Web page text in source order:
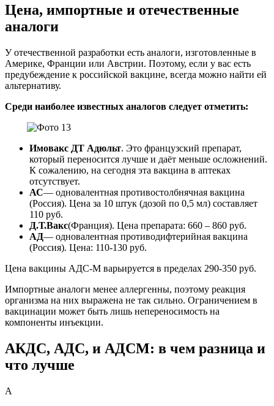
Цена, импортные и отечественные
аналоги
У отечественной разработки есть аналоги, изготовленные в
Америке, Франции или Австрии. Поэтому, если у вас есть
предубеждение к российской вакцине, всегда можно найти ей
альтернативу.
Среди наиболее известных аналогов следует отметить:
Имовакс ДТ Адюльт. Это французский препарат,
который переносится лучше и даёт меньше осложнений.
К сожалению, на сегодня эта вакцина в аптеках
отсутствует.
АС— одновалентная противостолбнячная вакцина
(Россия). Цена за 10 штук (дозой по 0,5 мл) составляет
110 руб.
Д.Т.Вакс(Франция). Цена препарата: 660 – 860 руб.
АД— одновалентная противодифтерийная вакцина
(Россия). Цена: 110-130 руб.
Цена вакцины АДС-М варьируется в пределах 290-350 руб.
Импортные аналоги менее аллергенны, поэтому реакция
организма на них выражена не так сильно. Ограничением в
вакцинации может быть лишь непереносимость на
компоненты инъекции.
АКДС, АДС, и АДСМ: в чем разница и
что лучше
А